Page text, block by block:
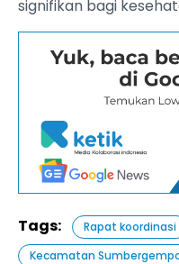
signifikan bagi
Tags: Rapat koordinasi
Kecamatan